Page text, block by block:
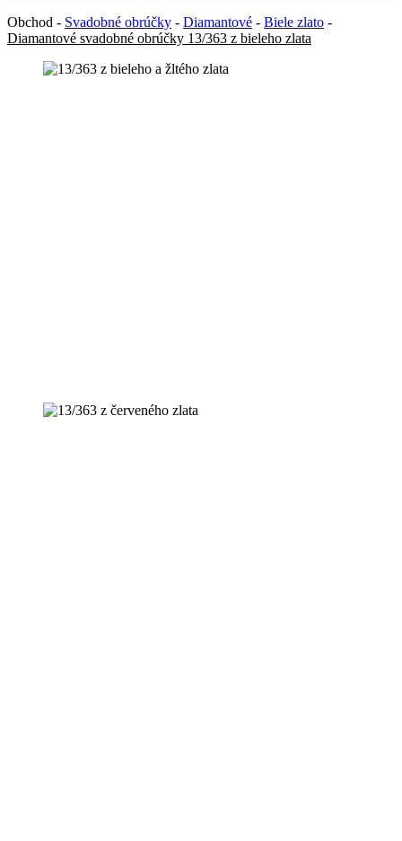
Obchod - Svadobné obrúčky - Diamantové - Biele zlato -
Diamantové svadobné obrúčky 13/363 z bieleho zlata